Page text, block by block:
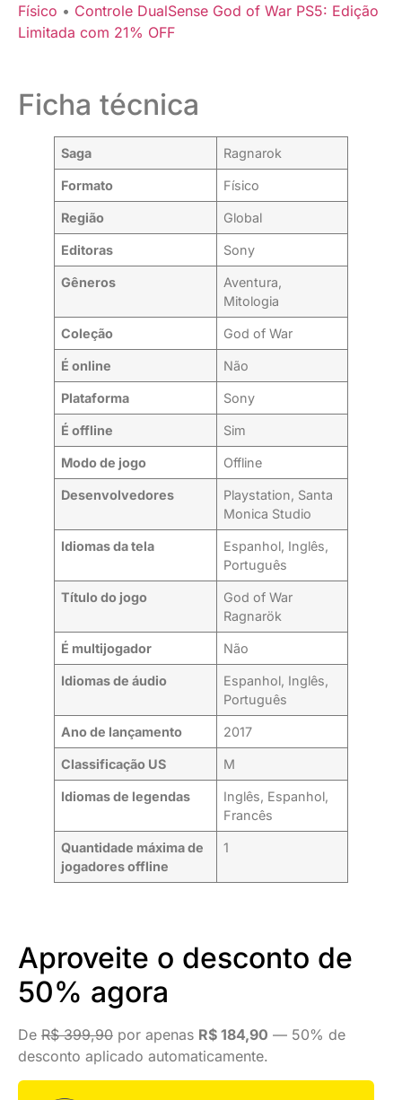
Físico • Controle DualSense God of War PS5: Edição
Limitada com 21% OFF
Ficha técnica
Saga Ragnarok
Formato Físico
Região Global
Editoras Sony
Gêneros
Aventura,
Mitologia
Coleção God of War
É online Não
Plataforma Sony
É offline Sim
Modo de jogo Offline
Desenvolvedores
Playstation, Santa
Monica Studio
Idiomas da tela
Espanhol, Inglês,
Português
Título do jogo
God of War
Ragnarök
É multijogador Não
Idiomas de áudio
Espanhol, Inglês,
Português
Ano de lançamento 2017
Classificação US M
Idiomas de legendas
Inglês, Espanhol,
Francês
Quantidade máxima de
jogadores offline
1
Aproveite o desconto de
50% agora
De R$ 399,90 por apenas R$ 184,90 — 50% de
desconto aplicado automaticamente.